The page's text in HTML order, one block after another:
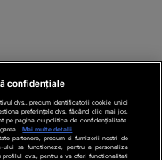
confidențiale
dvs., precum identificatorii cookie unici
preferințele dvs. făcând clic mai jos,
pe pagina cu politica de confidențialitate.
Mai multe detalii
partenere, precum si furnizorii nostri de
sa functioneze, pentru a personaliza
dvs., pentru a va oferi functionalitati